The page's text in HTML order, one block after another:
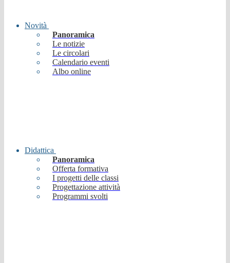
Novità
Panoramica
Le notizie
Le circolari
Calendario eventi
Albo online
Didattica
Panoramica
Offerta formativa
I progetti delle classi
Progettazione attività
Programmi svolti